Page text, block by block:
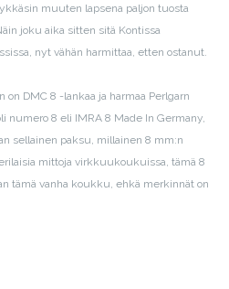
muuten lapsena paljon tuosta
joku aika sitten sitä Kontissa
nyt vähän harmittaa, etten ostanut.
DMC 8 -lankaa ja harmaa Perlgarn
numero 8 eli IMRA 8 Made In Germany,
sellainen paksu, millainen 8 mm:n
mittoja virkkuukoukuissa, tämä 8
tämä vanha koukku, ehkä merkinnät on